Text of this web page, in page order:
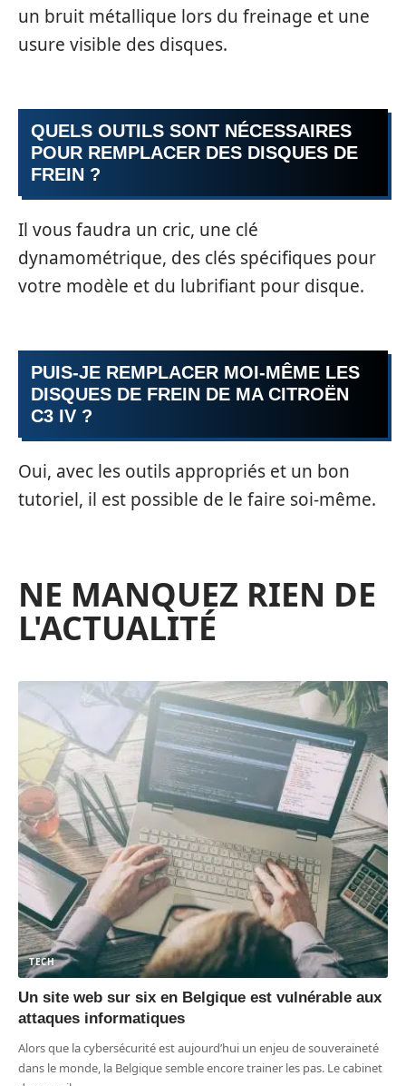
un bruit métallique lors du freinage et une
usure visible des disques.
QUELS OUTILS SONT NÉCESSAIRES
POUR REMPLACER DES DISQUES DE
FREIN ?
Il vous faudra un cric, une clé
dynamométrique, des clés spécifiques pour
votre modèle et du lubrifiant pour disque.
PUIS-JE REMPLACER MOI-MÊME LES
DISQUES DE FREIN DE MA CITROËN
C3 IV ?
Oui, avec les outils appropriés et un bon
tutoriel, il est possible de le faire soi-même.
NE MANQUEZ RIEN DE
L'ACTUALITÉ
TECH
Un site web sur six en Belgique est vulnérable aux
attaques informatiques
Alors que la cybersécurité est aujourd’hui un enjeu de souveraineté
dans le monde, la Belgique semble encore trainer les pas. Le cabinet